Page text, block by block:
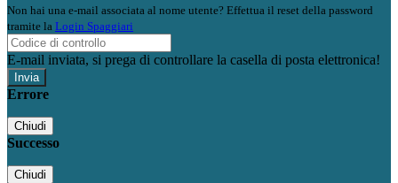
Non hai una e-mail associata al nome utente? Effettua il reset della password
tramite la Login Spaggiari
E-mail inviata, si prega di controllare la casella di posta elettronica!
Errore
Chiudi
Successo
Chiudi